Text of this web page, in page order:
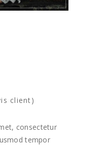
client)
consectetur
tempor